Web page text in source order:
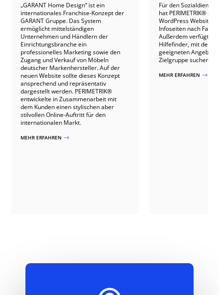
„GARANT Home Design“ ist ein
internationales Franchise-Konzept der
GARANT Gruppe. Das System
ermöglicht mittelständigen
Unternehmen und Händlern der
Einrichtungsbranche ein
professionelles Marketing sowie den
Zugang und Verkauf von Möbeln
deutscher Markenhersteller. Auf der
neuen Website sollte dieses Konzept
ansprechend und repräsentativ
dargestellt werden. PERIMETRIK®
entwickelte in Zusammenarbeit mit
dem Kunden einen stylischen aber
stilvollen Online-Auftritt für den
internationalen Markt.
MEHR ERFAHREN $
Für den
hat PERIMETRIK®
WordPress Website
Infoseiten nach
Außerdem verfügt
Hilfefinder, mit dem
geeigneten
Zielgruppe suchen
MEHR ERFAHREN $